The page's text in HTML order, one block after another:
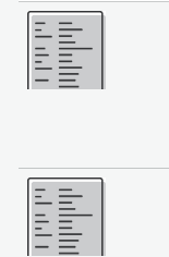
Нэмэх
Нэмэх